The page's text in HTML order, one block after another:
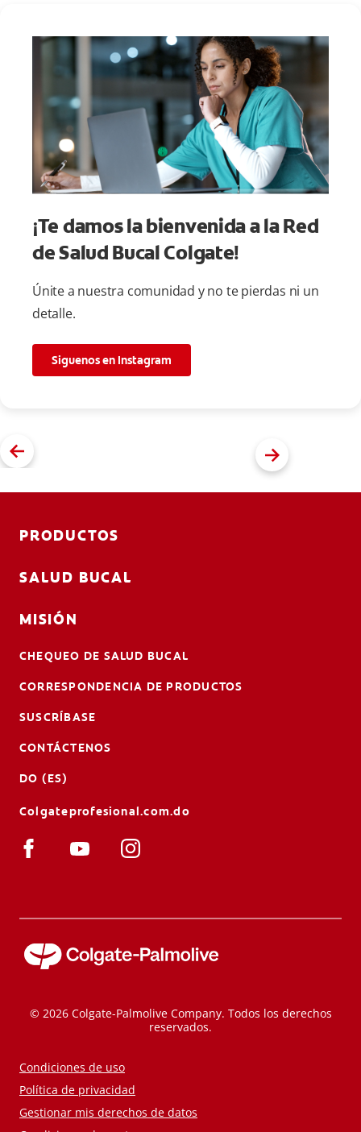
¡Te damos la bienvenida a la Red
de Salud Bucal Colgate!
Únite a nuestra comunidad y no te pierdas ni un
detalle.
Siguenos en Instagram
PRODUCTOS
SALUD BUCAL
MISIÓN
CHEQUEO DE SALUD BUCAL
CORRESPONDENCIA DE PRODUCTOS
SUSCRÍBASE
CONTÁCTENOS
DO (ES)
Colgateprofesional.com.do
© 2026 Colgate-Palmolive Company. Todos los derechos
reservados.
Condiciones de uso
Política de privacidad
Gestionar mis derechos de datos